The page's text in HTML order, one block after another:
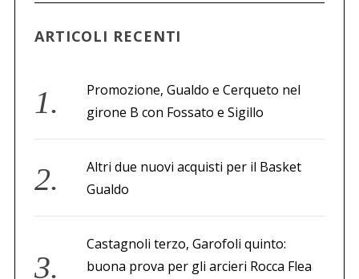
ARTICOLI RECENTI
Promozione, Gualdo e Cerqueto nel
girone B con Fossato e Sigillo
Altri due nuovi acquisti per il Basket
Gualdo
Castagnoli terzo, Garofoli quinto:
buona prova per gli arcieri Rocca Flea